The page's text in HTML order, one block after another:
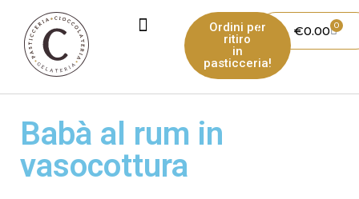
Ordini per
ritiro
in
pasticceria!
€0.00 0
Babà al rum in
vasocottura